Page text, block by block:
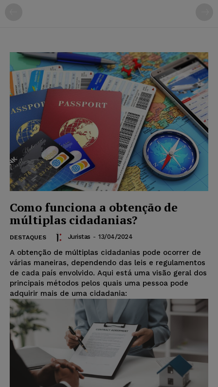
Como funciona a obtenção de
múltiplas cidadanias?
DESTAQUES Juristas - 13/04/2024
A obtenção de múltiplas cidadanias pode ocorrer de
várias maneiras, dependendo das leis e regulamentos
de cada país envolvido. Aqui está uma visão geral dos
principais métodos pelos quais uma pessoa pode
adquirir mais de uma cidadania: